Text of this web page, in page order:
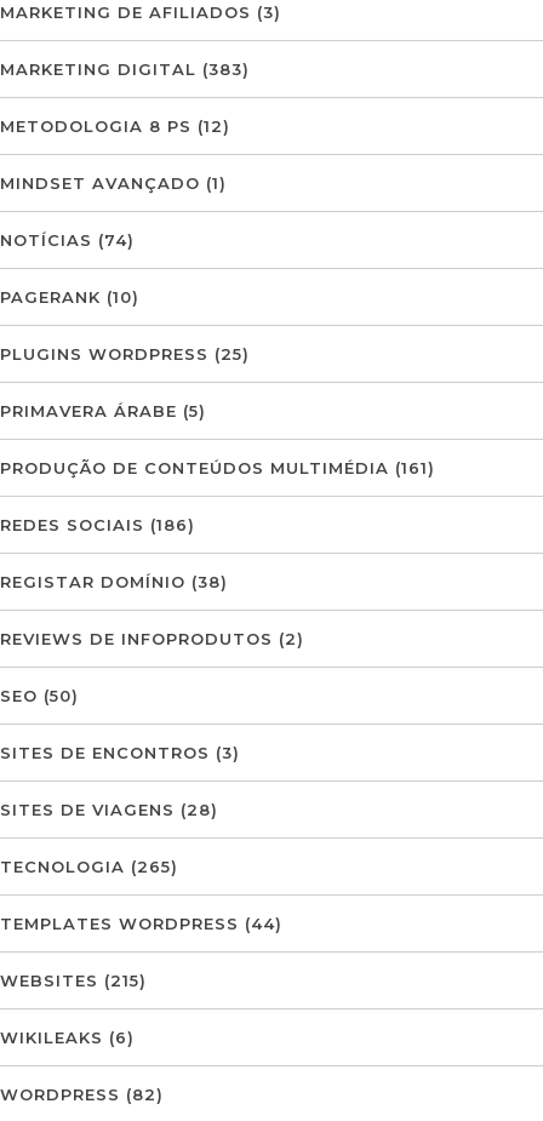
MARKETING DE AFILIADOS (3)
MARKETING DIGITAL (383)
METODOLOGIA 8 PS (12)
MINDSET AVANÇADO (1)
NOTÍCIAS (74)
PAGERANK (10)
PLUGINS WORDPRESS (25)
PRIMAVERA ÁRABE (5)
PRODUÇÃO DE CONTEÚDOS MULTIMÉDIA (161)
REDES SOCIAIS (186)
REGISTAR DOMÍNIO (38)
REVIEWS DE INFOPRODUTOS (2)
SEO (50)
SITES DE ENCONTROS (3)
SITES DE VIAGENS (28)
TECNOLOGIA (265)
TEMPLATES WORDPRESS (44)
WEBSITES (215)
WIKILEAKS (6)
WORDPRESS (82)